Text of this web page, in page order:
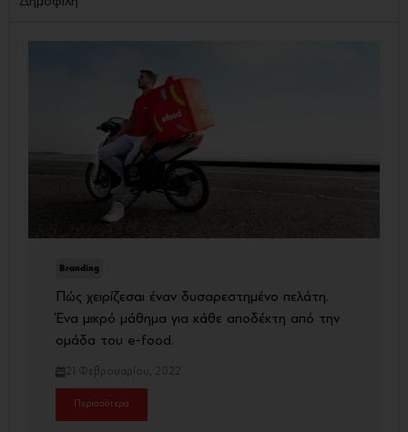
Branding
Πώς χειρίζεσαι έναν δυσαρεστημένο πελάτη.
Ένα μικρό μάθημα για κάθε αποδέκτη από την
ομάδα του e-food.
21 Φεβρουαρίου, 2022
Περισσότερα